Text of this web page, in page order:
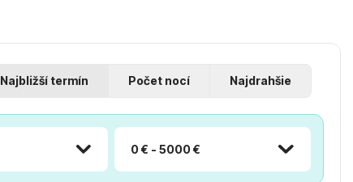
Najbližší termín Počet nocí Najdrahšie
0 € - 5000 €